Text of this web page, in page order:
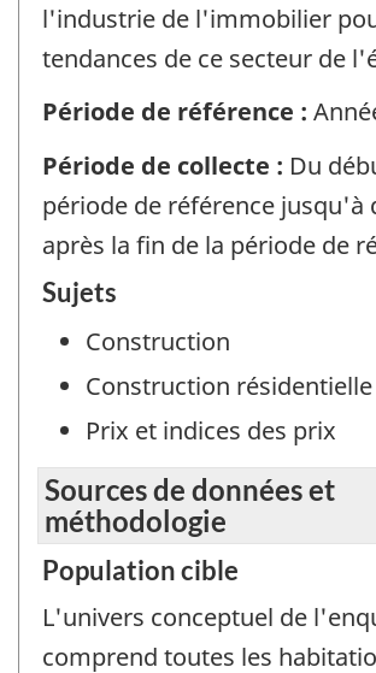
l'industrie de l'immobilier
tendances de ce secteur de
Période de référence :
Période de collecte : Du
période de référence jusqu'à
après la fin de la période de
Sujets
Construction
Construction résidentielle
Prix et indices des prix
Sources de données et
méthodologie
Population cible
L'univers conceptuel de
comprend toutes les